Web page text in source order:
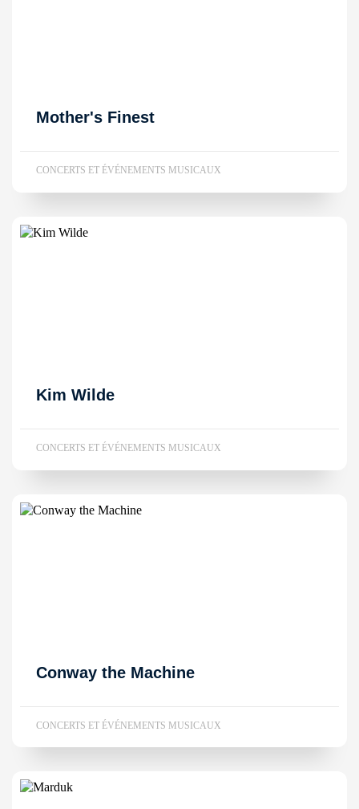
Mother's Finest
CONCERTS ET ÉVÉNEMENTS MUSICAUX
Kim Wilde
CONCERTS ET ÉVÉNEMENTS MUSICAUX
Conway the Machine
CONCERTS ET ÉVÉNEMENTS MUSICAUX